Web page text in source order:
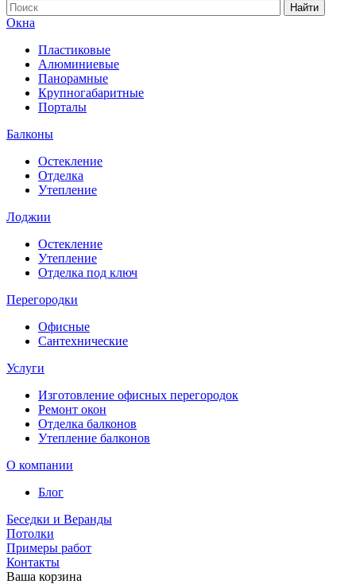
Найти
Окна
Пластиковые
Алюминиевые
Панорамные
Крупногабаритные
Порталы
Балконы
Остекление
Отделка
Утепление
Лоджии
Остекление
Утепление
Отделка под ключ
Перегородки
Офисные
Сантехнические
Услуги
Изготовление офисных перегородок
Ремонт окон
Отделка балконов
Утепление балконов
О компании
Блог
Беседки и Веранды
Потолки
Примеры работ
Контакты
Ваша корзина